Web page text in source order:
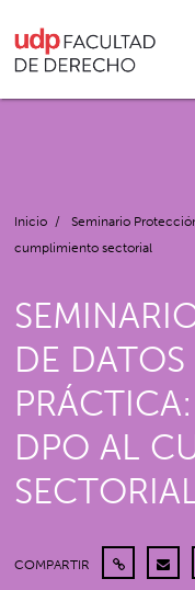
Inicio /
Seminario
cumplimiento sectorial
DE
DPO AL
COMPARTIR